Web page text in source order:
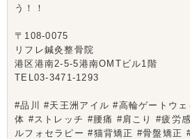
う！！
〒108-0075
リフレ鍼灸整骨院
港区港南2-5-5港南OMTビル1階
TEL03-3471-1293
#品川 #天王洲アイル #高輪ゲートウ
体 #ストレッチ #腰痛 #肩こり #疲労
ルフォセラピー #猫背矯正 #骨盤矯正